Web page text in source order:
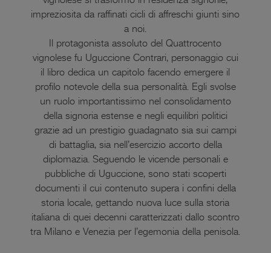
impreziosita da raffinati cicli di affreschi giunti sino
a noi.
Il protagonista assoluto del Quattrocento
vignolese fu Uguccione Contrari, personaggio cui
il libro dedica un capitolo facendo emergere il
profilo notevole della sua personalità. Egli svolse
un ruolo importantissimo nel consolidamento
della signoria estense e negli equilibri politici
grazie ad un prestigio guadagnato sia sui campi
di battaglia, sia nell’esercizio accorto della
diplomazia. Seguendo le vicende personali e
pubbliche di Uguccione, sono stati scoperti
documenti il cui contenuto supera i confini della
storia locale, gettando nuova luce sulla storia
italiana di quei decenni caratterizzati dallo scontro
tra Milano e Venezia per l’egemonia della penisola.